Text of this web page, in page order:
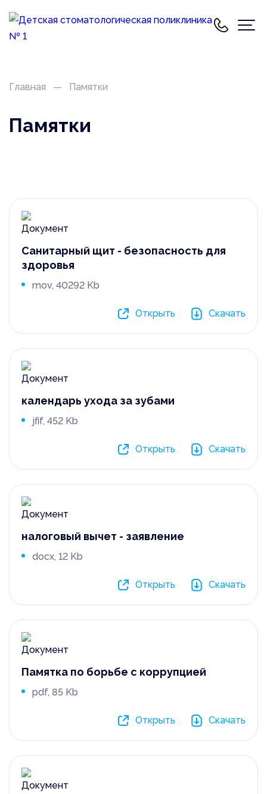
Главная Памятки
Памятки
Санитарный щит - безопасность для
здоровья
mov, 40292 Kb
Открыть Скачать
календарь ухода за зубами
jfif, 452 Kb
Открыть Скачать
налоговый вычет - заявление
docx, 12 Kb
Открыть Скачать
Памятка по борьбе с коррупцией
pdf, 85 Kb
Открыть Скачать